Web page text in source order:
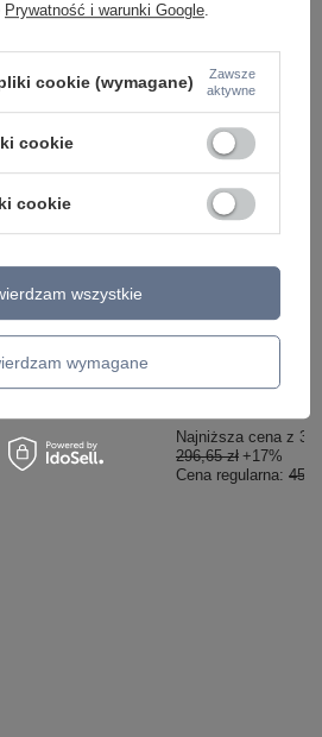
LED Leuchten
Najniższa cena z
296,65 zł +17%
Cena regularna:
Prywatność i warunki Google.
cookie (wymagane)
Zawsze
aktywne
cookie
cookie
wymagane
wszystkie